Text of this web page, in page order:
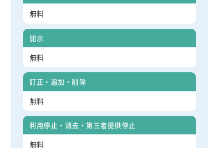
無料
開示
無料
訂正・追加・削除
無料
利用停止・消去・第三者提供停止
無料